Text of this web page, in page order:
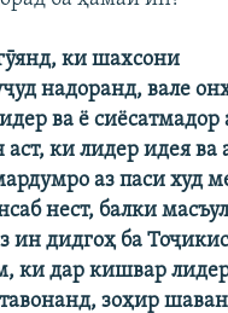
ки шахсони
надоранд, вале
ва ё сиёсатмадор
аст, ки лидер идея
аз паси худ
нест, балки
ин дидгоҳ ба
ки дар кишвар
зоҳир